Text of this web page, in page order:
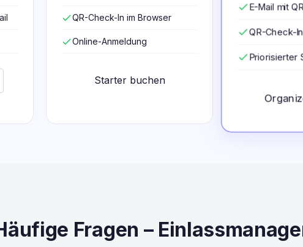
checkQR-Check-In im Browser
checkOnline-Anmeldung
Starter buchen
checkE-Mail mit
checkQR-Check-
checkPriorisierter
Fragen –